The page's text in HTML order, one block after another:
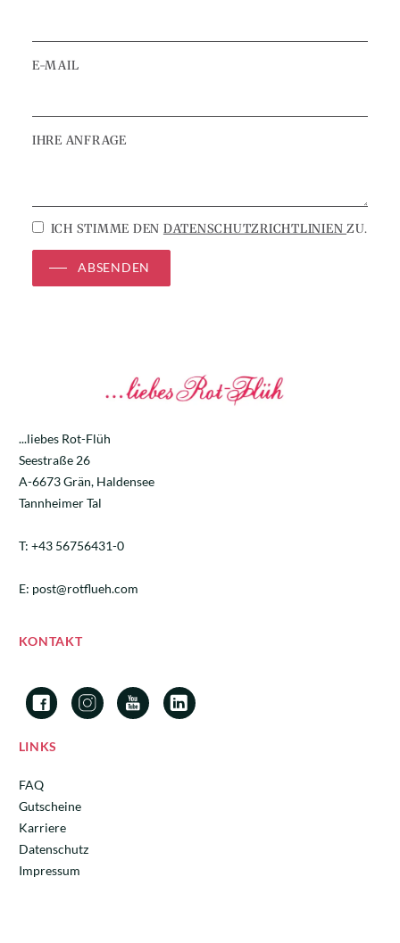
E-MAIL
IHRE ANFRAGE
ICH STIMME DEN DATENSCHUTZRICHTLINIENZU.
ABSENDEN
...liebes Rot-Flüh
Seestraße 26
A-6673 Grän, Haldensee
Tannheimer Tal
T: +43 56756431-0
E: post@rotflueh.com
KONTAKT
LINKS
FAQ
Gutscheine
Karriere
Datenschutz
Impressum